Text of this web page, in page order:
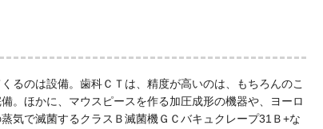
るのは設備。歯科ＣＴは、精度が高いのは、もちろんのこ
。ほかに、マウスピースを作る加圧成形の機器や、ヨーロ
気で滅菌するクラスＢ滅菌機ＧＣバキュクレープ31Ｂ+な